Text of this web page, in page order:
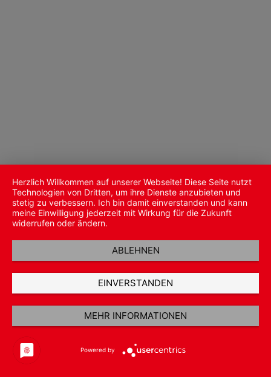
Herzlich Willkommen auf unserer Webseite! Diese Seite nutzt
Technologien von Dritten, um ihre Dienste anzubieten und
stetig zu verbessern. Ich bin damit einverstanden und kann
meine Einwilligung jederzeit mit Wirkung für die Zukunft
widerrufen oder ändern.
ABLEHNEN
EINVERSTANDEN
MEHR INFORMATIONEN
Powered by